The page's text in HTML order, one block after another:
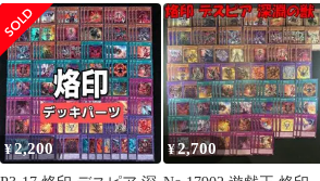
獣バルドレイク、復烙
印
¥2,200 ¥2,700